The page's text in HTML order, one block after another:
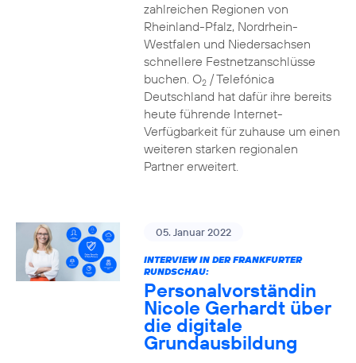
zahlreichen Regionen von
Rheinland-Pfalz, Nordrhein-
Westfalen und Niedersachsen
schnellere Festnetzanschlüsse
buchen. O2/ Telefónica
Deutschland hat dafür ihre bereits
heute führende Internet-
Verfügbarkeit für zuhause um einen
weiteren starken regionalen
Partner erweitert.
05. Januar 2022
INTERVIEW IN DER FRANKFURTER
RUNDSCHAU:
Personalvorständin
Nicole Gerhardt über
die digitale
Grundausbildung